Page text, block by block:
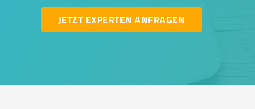
JETZT EXPERTEN ANFRAGEN